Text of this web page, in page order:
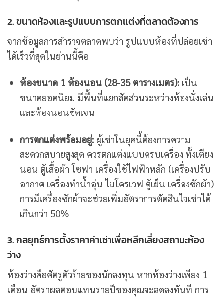
2. ขนาดห้องและรูปแบบการตกแต่งที่ตลาดต้องการ
จากข้อมูลการสำรวจตลาดพบว่า รูปแบบห้องที่ปล่อยเช่า
ได้เร็วที่สุดในย่านนี้คือ
ห้องขนาด 1 ห้องนอน (28-35 ตารางเมตร):เป็น
ขนาดยอดนิยม มีพื้นที่แยกสัดส่วนระหว่างห้องนั่งเล่น
และห้องนอนชัดเจน
การตกแต่งพร้อมอยู่:ผู้เช่าในยุคนี้ต้องการความ
สะดวกสบายสูงสุด ควรตกแต่งแบบครบเครื่อง ทั้งเตียง
นอน ตู้เสื้อผ้า โซฟา เครื่องใช้ไฟฟ้าหลัก (เครื่องปรับ
อากาศ เครื่องทำน้ำอุ่น ไมโครเวฟ ตู้เย็น เครื่องซักผ้า)
การมีเครื่องซักผ้าจะช่วยเพิ่มอัตราการตัดสินใจเช่าได้
เกินกว่า 50%
3. กลยุทธ์การตั้งราคาค่าเช่าเพื่อหลีกเลี่ยงสถานะห้อง
ว่าง
ห้องว่างคือศัตรูตัวร้ายของนักลงทุน หากห้องว่างเพียง 1
เดือน อัตราผลตอบแทนรายปีของคุณจะลดลงทันที การ